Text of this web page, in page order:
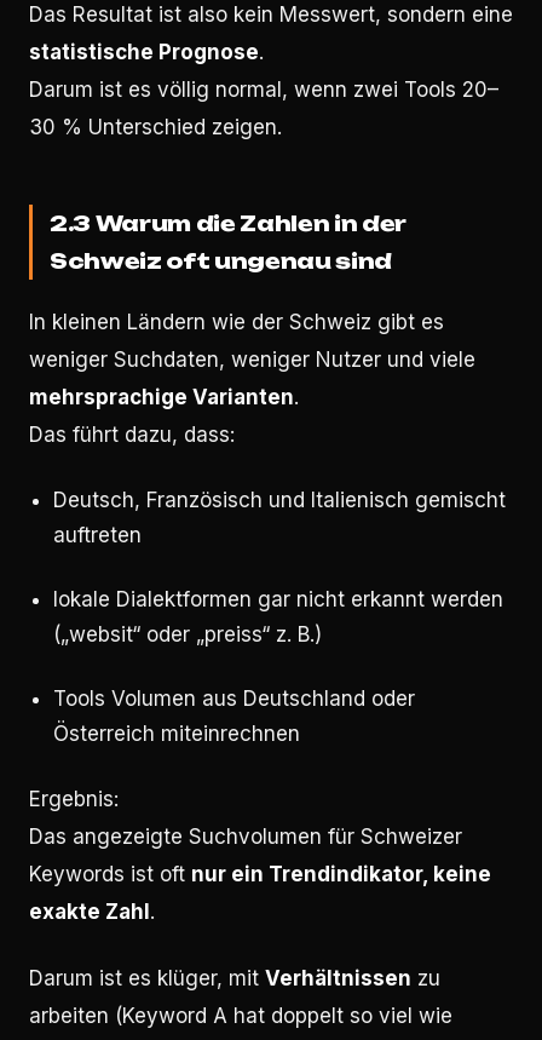
Das Resultat ist also kein Messwert, sondern eine
statistische Prognose.
Darum ist es völlig normal, wenn zwei Tools 20–
30 % Unterschied zeigen.
2.3 Warum die Zahlen in der
Schweiz oft ungenau sind
In kleinen Ländern wie der Schweiz gibt es
weniger Suchdaten, weniger Nutzer und viele
mehrsprachige Varianten.
Das führt dazu, dass:
Deutsch, Französisch und Italienisch gemischt
auftreten
lokale Dialektformen gar nicht erkannt werden
(„websit“ oder „preiss“ z. B.)
Tools Volumen aus Deutschland oder
Österreich miteinrechnen
Ergebnis:
Das angezeigte Suchvolumen für Schweizer
Keywords ist oft nur ein Trendindikator, keine
exakte Zahl .
Darum ist es klüger, mit Verhältnissen zu
arbeiten (Keyword A hat doppelt so viel wie